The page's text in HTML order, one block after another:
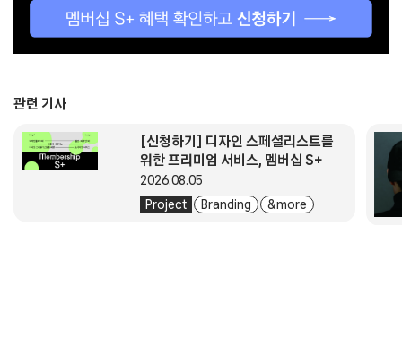
관련 기사
Project Branding & more
[신청하기] 디자인 스페셜리스트를
위한 프리미엄 서비스, 멤버십 S+
2026.08.05